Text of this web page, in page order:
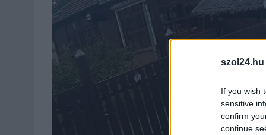
szol24.hu
If you wish
sensitive
confirm
continue